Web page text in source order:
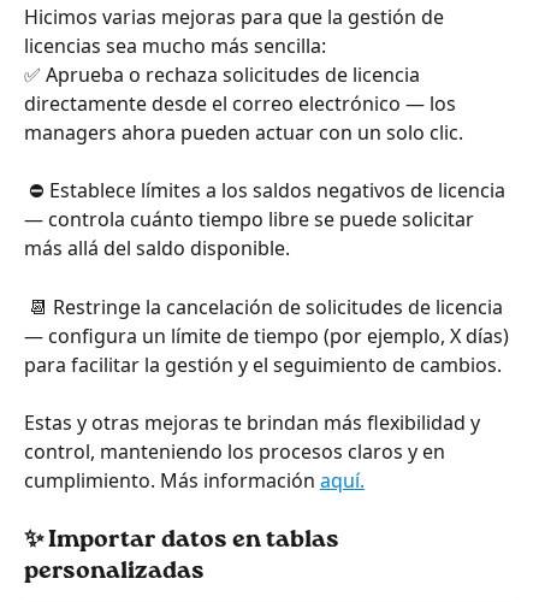
Hicimos varias mejoras para que la gestión de
licencias sea mucho más sencilla:
✅ Aprueba o rechaza solicitudes de licencia
directamente desde el correo electrónico — los
managers ahora pueden actuar con un solo clic.
— controla cuánto tiempo libre se puede solicitar
más allá del saldo disponible.
— configura un límite de tiempo (por ejemplo, X días)
para facilitar la gestión y el seguimiento de cambios.
Estas y otras mejoras te brindan más flexibilidad y
control, manteniendo los procesos claros y en
cumplimiento. Más información aquí.
✨ Importar datos en tablas
personalizadas